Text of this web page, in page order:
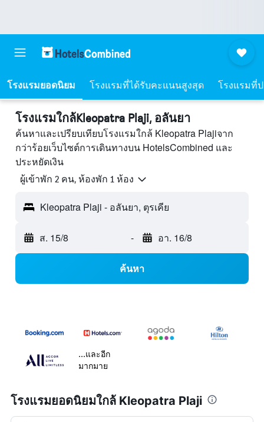
โรงแรมยอดนิยม โรงแรมที่ได้รับคะแนนสูงสุด โรงแรมที่
โรงแรมใกล้Kleopatra Plaji, อลันยา
ค้นหาและเปรียบเทียบโรงแรมใกล้ Kleopatra Plajiจาก
กว่าร้อยเว็บไซต์การเดินทางบน HotelsCombined และ
ประหยัดเงิน
ผู้เข้าพัก 2 คน, ห้องพัก 1 ห้อง
Kleopatra Plaji - อลันยา, ตุรเคีย
ส. 15/8 - อา. 16/8
ค้นหา
...และอีก
มากมาย
โรงแรมยอดนิยมใกล้ Kleopatra Plaji